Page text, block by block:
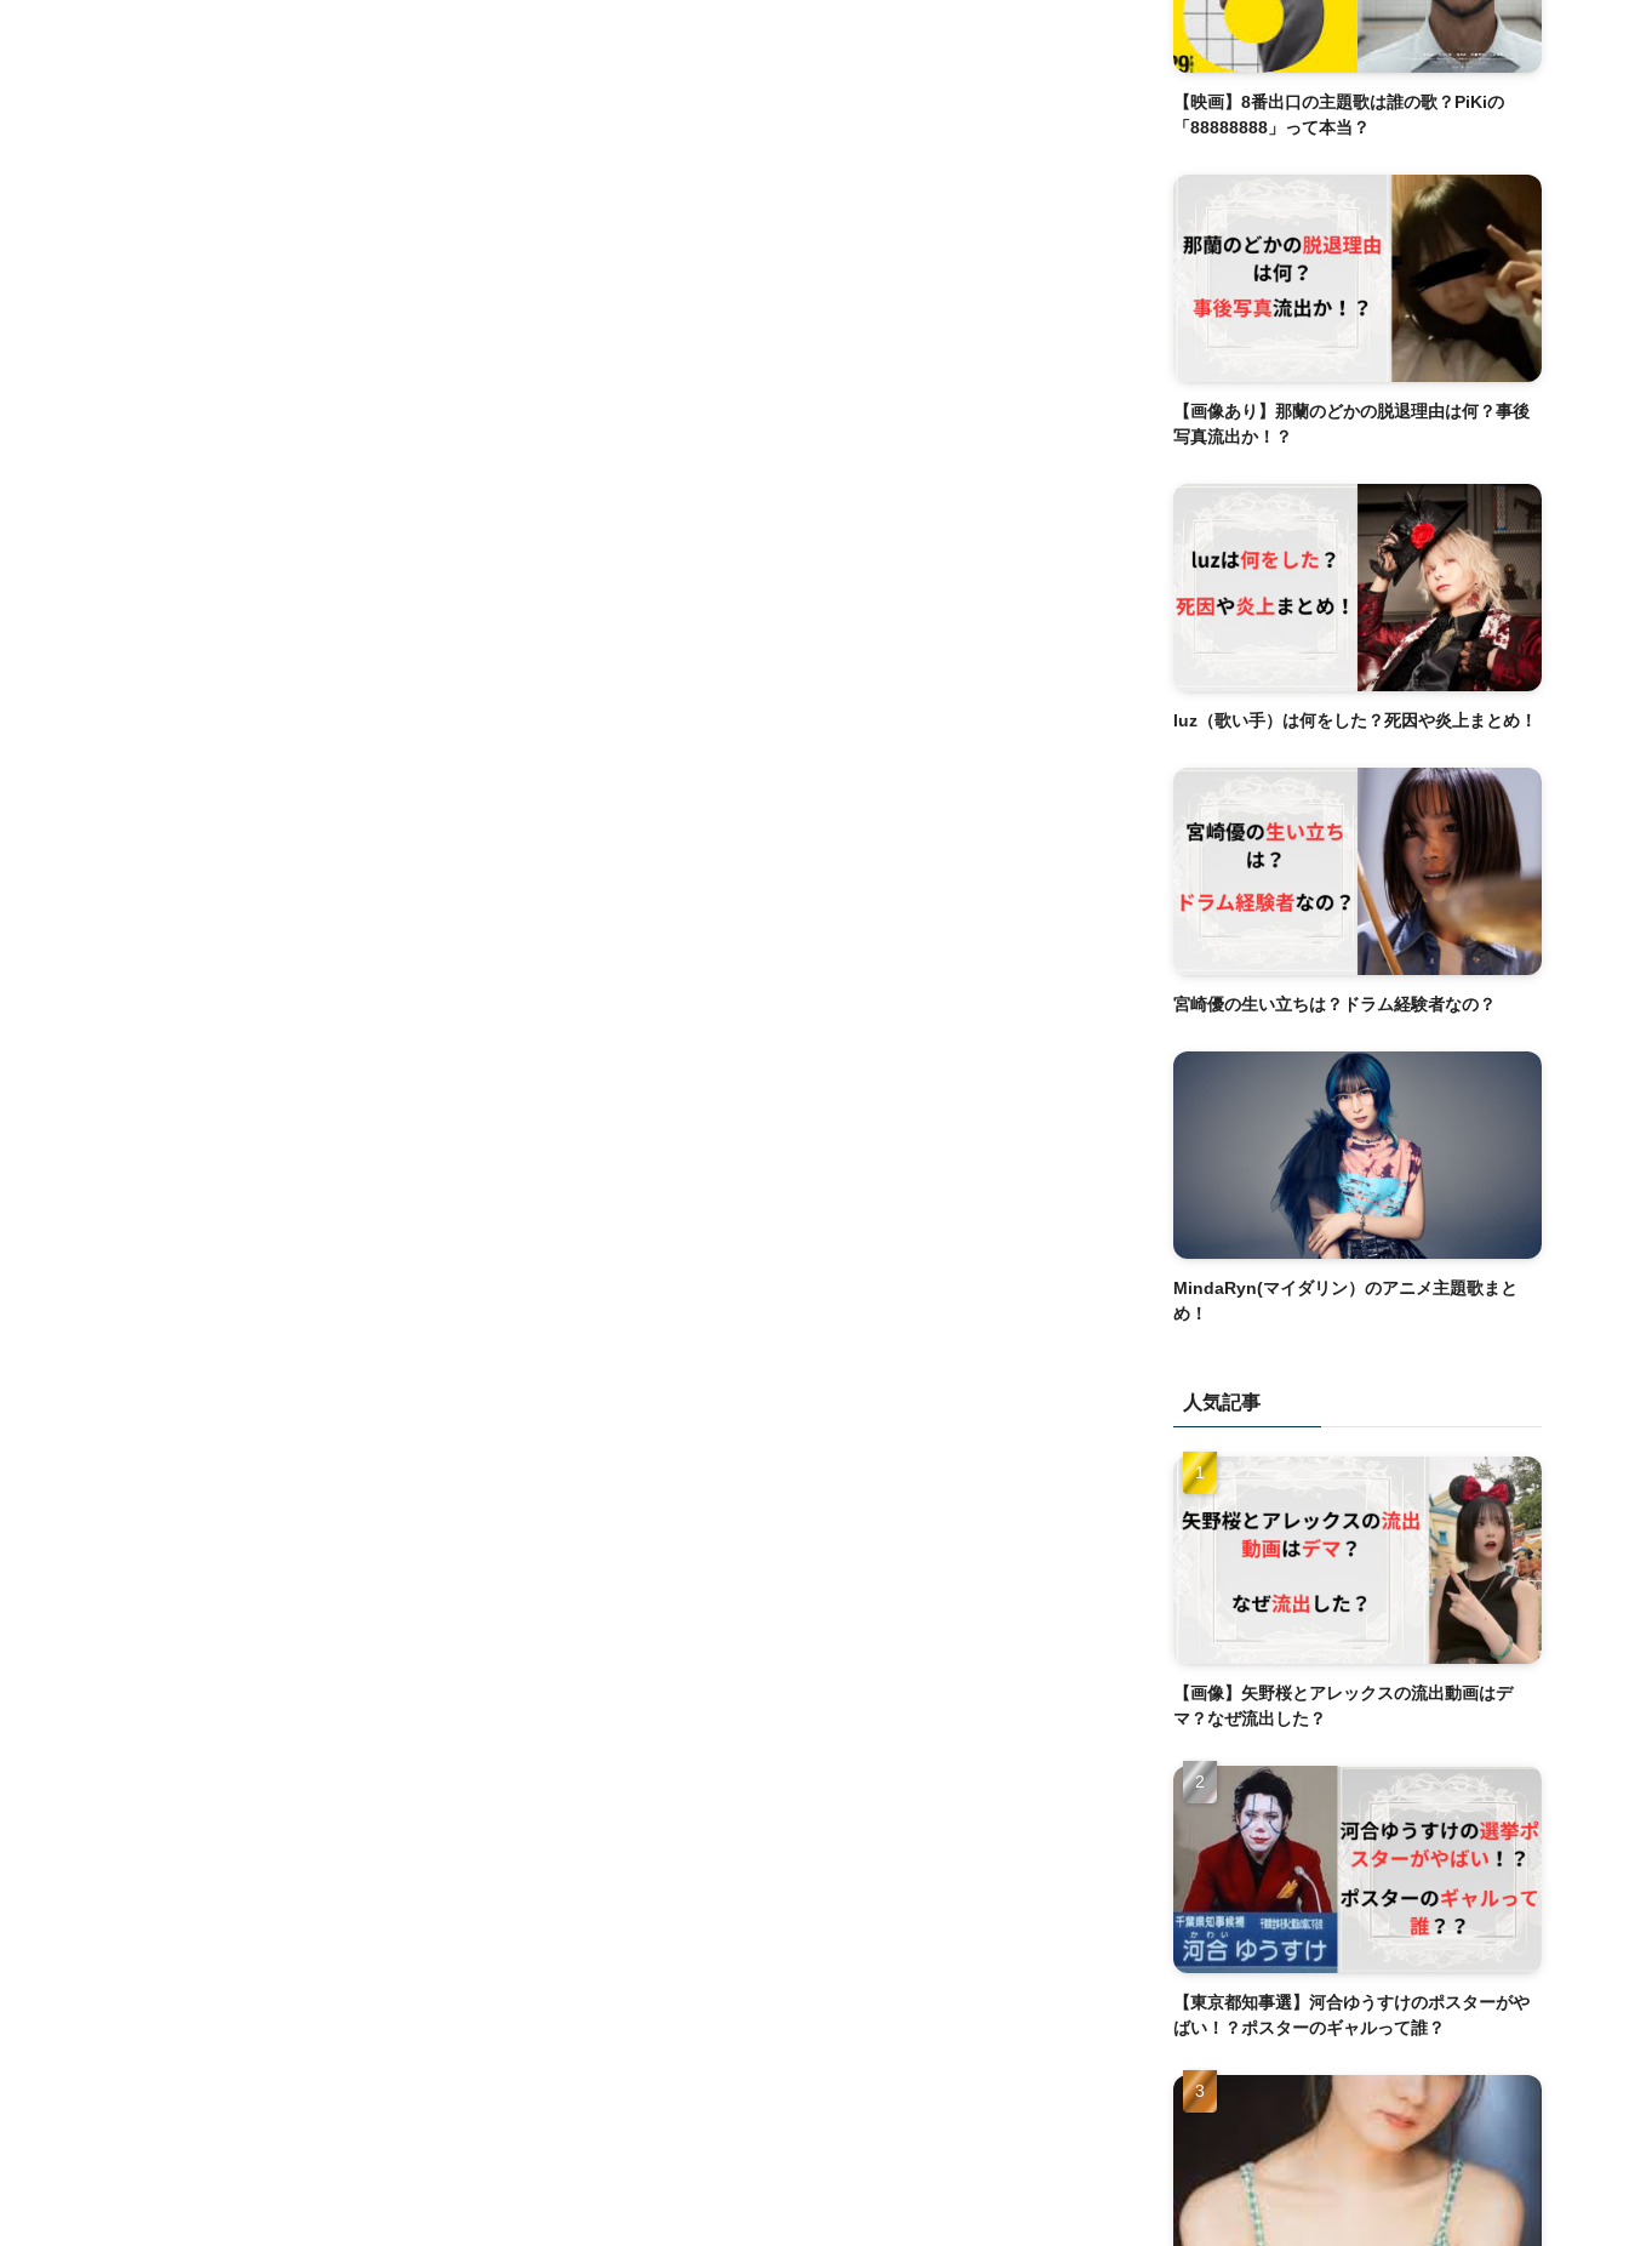
【映画】8番出口の主題歌は誰の歌？PiKiの
「88888888」って本当？
【画像あり】那蘭のどかの脱退理由は何？事後
写真流出か！？
luz（歌い手）は何をした？死因や炎上まとめ！
宮崎優の生い立ちは？ドラム経験者なの？
MindaRyn(マイダリン）のアニメ主題歌まと
め！
人気記事
【画像】矢野桜とアレックスの流出動画はデ
マ？なぜ流出した？
【東京都知事選】河合ゆうすけのポスターがや
ばい！？ポスターのギャルって誰？